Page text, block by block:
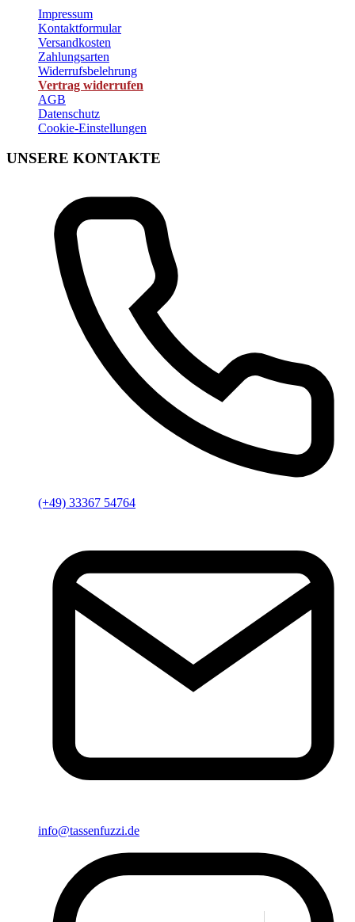
Impressum
Kontaktformular
Versandkosten
Zahlungsarten
Widerrufsbelehrung
Vertrag widerrufen
AGB
Datenschutz
Cookie-Einstellungen
UNSERE KONTAKTE
(+49) 33367 54764
info@tassenfuzzi.de